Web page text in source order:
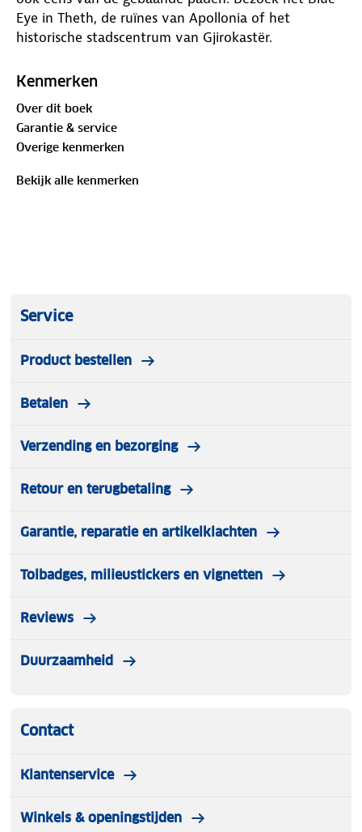
Eye in Theth, de ruïnes van Apollonia of het
historische stadscentrum van Gjirokastër.
Ontdek Albanië biedt naast praktische tips over
ontdekkingstochten door het land. Achter in de
handzame gids zit een uitneembare kaart. De auteur
laat juist díe plekjes zien waar andere toeristen aan
voorbijgaan.
Kenmerken
Over dit boek
Garantie & service
Overige kenmerken
Bekijk alle kenmerken
Service
Product bestellen
Betalen
Verzending en bezorging
Retour en terugbetaling
Garantie, reparatie en artikelklachten
Tolbadges, milieustickers en vignetten
Reviews
Duurzaamheid
Contact
Klantenservice
Winkels & openingstijden